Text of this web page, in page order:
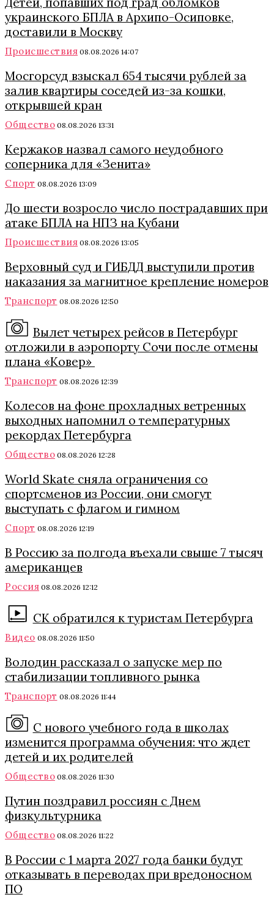
украинского БПЛА в Архипо-Осиповке,
доставили в Москву
Происшествия 08.08.2026 14:07
Мосгорсуд взыскал 654 тысячи рублей за
залив квартиры соседей из-за кошки,
открывшей кран
Общество 08.08.2026 13:31
Кержаков назвал самого неудобного
соперника для «Зенита»
Спорт 08.08.2026 13:09
До шести возросло число пострадавших при
атаке БПЛА на НПЗ на Кубани
Происшествия 08.08.2026 13:05
Верховный суд и ГИБДД выступили против
наказания за магнитное крепление номеров
Транспорт 08.08.2026 12:50
Вылет четырех рейсов в Петербург
отложили в аэропорту Сочи после отмены
плана «Ковер»
Транспорт 08.08.2026 12:39
Колесов на фоне прохладных ветренных
выходных напомнил о температурных
рекордах Петербурга
Общество 08.08.2026 12:28
World Skate сняла ограничения со
спортсменов из России, они смогут
выступать с флагом и гимном
Спорт 08.08.2026 12:19
В Россию за полгода въехали свыше 7 тысяч
американцев
Россия 08.08.2026 12:12
СК обратился к туристам Петербурга
Видео 08.08.2026 11:50
Володин рассказал о запуске мер по
стабилизации топливного рынка
Транспорт 08.08.2026 11:44
С нового учебного года в школах
изменится программа обучения: что ждет
детей и их родителей
Общество 08.08.2026 11:30
Путин поздравил россиян с Днем
физкультурника
Общество 08.08.2026 11:22
В России с 1 марта 2027 года банки будут
отказывать в переводах при вредоносном
ПО